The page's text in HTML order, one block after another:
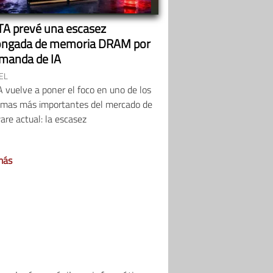
prevé una escasez
de memoria DRAM por
de IA
vuelve a poner el foco en uno de los
más importantes del mercado de
actual: la escasez